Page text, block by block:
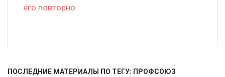
его повторно
ПОСЛЕДНИЕ МАТЕРИАЛЫ ПО ТЕГУ: ПРОФСОЮЗ